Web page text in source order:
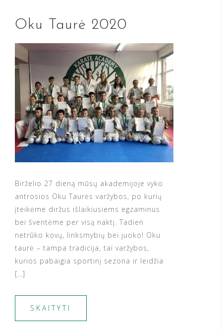
Oku Taurė 2020
Birželio 27 dieną mūsų akademijoje vyko
antrosios Oku Taurės varžybos, po kurių
įteikėme diržus išlaikiusiems egzaminus
bei šventėme per visą naktį. Tadien
netrūko kovų, linksmybių bei juoko! Oku
taurė – tampa tradicija, tai varžybos,
kurios pabaigia sportinį sezona ir leidžia
[…]
SKAITYTI